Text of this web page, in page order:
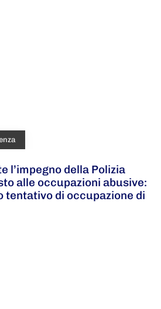
l’impegno della Polizia
alle occupazioni abusive:
tentativo di occupazione di